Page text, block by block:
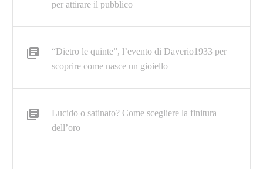
per attirare il pubblico
“Dietro le quinte”, l’evento di Daverio1933 per
scoprire come nasce un gioiello
Lucido o satinato? Come scegliere la finitura
dell’oro